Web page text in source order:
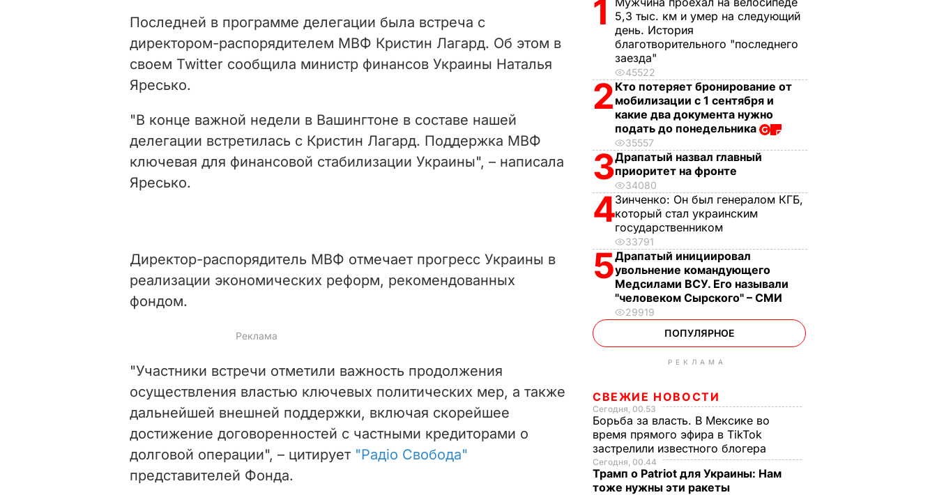
i
d
o
Последней в программе делегации была встреча с
директором-распорядителем МВФ Кристин Лагард. Об этом в
своем Twitter сообщила министр финансов Украины Наталья
Яресько.
"В конце важной недели в Вашингтоне в составе нашей
делегации встретилась с Кристин Лагард. Поддержка МВФ
ключевая для финансовой стабилизации Украины", – написала
Яресько.
Директор-распорядитель МВФ отмечает прогресс Украины в
реализации экономических реформ, рекомендованных
фондом.
"Участники встречи отметили важность продолжения
осуществления властью ключевых политических мер, а также
дальнейшей внешней поддержки, включая скорейшее
достижение договоренностей с частными кредиторами о
долговой операции", – цитирует "Радіо Свобода"
представителей Фонда.
1
5,3 тыс. км и умер на следующий
день. История
благотворительного "последнего
заезда"
45522
2 Кто потеряет бронирование от
мобилизации с 1 сентября и
какие два документа нужно
подать до понедельника
35557
3Драпатый назвал главный
приоритет на фронте
34080
4Зинченко: Он был генералом КГБ,
который стал украинским
государственником
33791
5Драпатый инициировал
увольнение командующего
Медсилами ВСУ. Его называли
"человеком Сырского" – СМИ
29919
ПОПУЛЯРНОЕ
РЕКЛАМА
СВЕЖИЕ НОВОСТИ
Сегодня, 00.53
Борьба за власть. В Мексике во
время прямого эфира в TikTok
застрелили известного блогера
Сегодня, 00.44
Трамп о Patriot для Украины: Нам
тоже нужны эти ракеты